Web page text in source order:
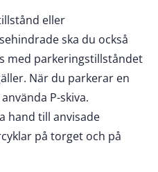
eller
ska du också
med parkeringstillståndet
När du parkerar en
P-skiva.
hand till anvisade
på torget och på